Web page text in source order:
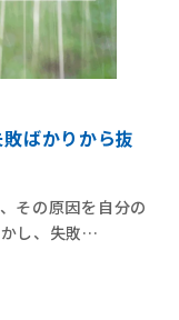
ばかりから抜
その原因を自分の
し、失敗…